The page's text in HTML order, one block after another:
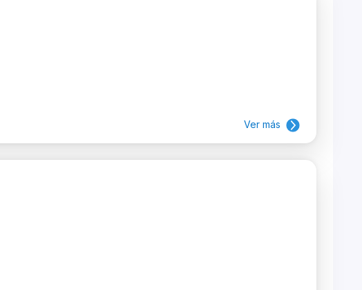
Ver más